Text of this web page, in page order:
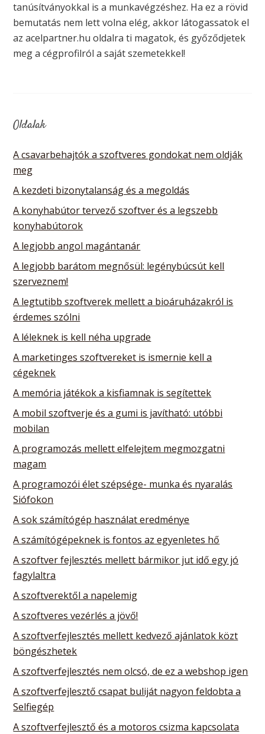
tanúsítványokkal is a munkavégzéshez. Ha ez a rövid
bemutatás nem lett volna elég, akkor látogassatok el
az acelpartner.hu oldalra ti magatok, és győződjetek
meg a cégprofilról a saját szemetekkel!
Oldalak
A csavarbehajtók a szoftveres gondokat nem oldják
meg
A kezdeti bizonytalanság és a megoldás
A konyhabútor tervező szoftver és a legszebb
konyhabútorok
A legjobb angol magántanár
A legjobb barátom megnősül: legénybúcsút kell
szerveznem!
A legtutibb szoftverek mellett a bioáruházakról is
érdemes szólni
A léleknek is kell néha upgrade
A marketinges szoftvereket is ismernie kell a
cégeknek
A memória játékok a kisfiamnak is segítettek
A mobil szoftverje és a gumi is javítható: utóbbi
mobilan
A programozás mellett elfelejtem megmozgatni
magam
A programozói élet szépsége- munka és nyaralás
Siófokon
A sok számítógép használat eredménye
A számítógépeknek is fontos az egyenletes hő
A szoftver fejlesztés mellett bármikor jut idő egy jó
fagylaltra
A szoftverektől a napelemig
A szoftveres vezérlés a jövő!
A szoftverfejlesztés mellett kedvező ajánlatok közt
böngészhetek
A szoftverfejlesztés nem olcsó, de ez a webshop igen
A szoftverfejlesztő csapat buliját nagyon feldobta a
Selfiegép
A szoftverfejlesztő és a motoros csizma kapcsolata